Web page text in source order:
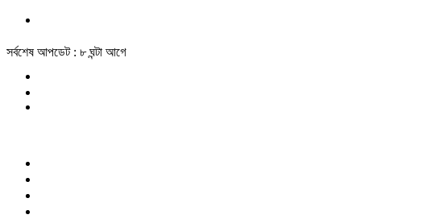
সর্বশেষ আপডেট : ৮ ঘন্টা আগে